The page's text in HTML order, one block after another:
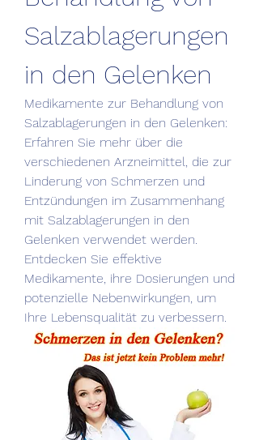
Salzablagerungen
in den Gelenken
Medikamente zur Behandlung von
Salzablagerungen in den Gelenken:
Erfahren Sie mehr über die
verschiedenen Arzneimittel, die zur
Linderung von Schmerzen und
Entzündungen im Zusammenhang
mit Salzablagerungen in den
Gelenken verwendet werden.
Entdecken Sie effektive
Medikamente, ihre Dosierungen und
potenzielle Nebenwirkungen, um
Ihre Lebensqualität zu verbessern.